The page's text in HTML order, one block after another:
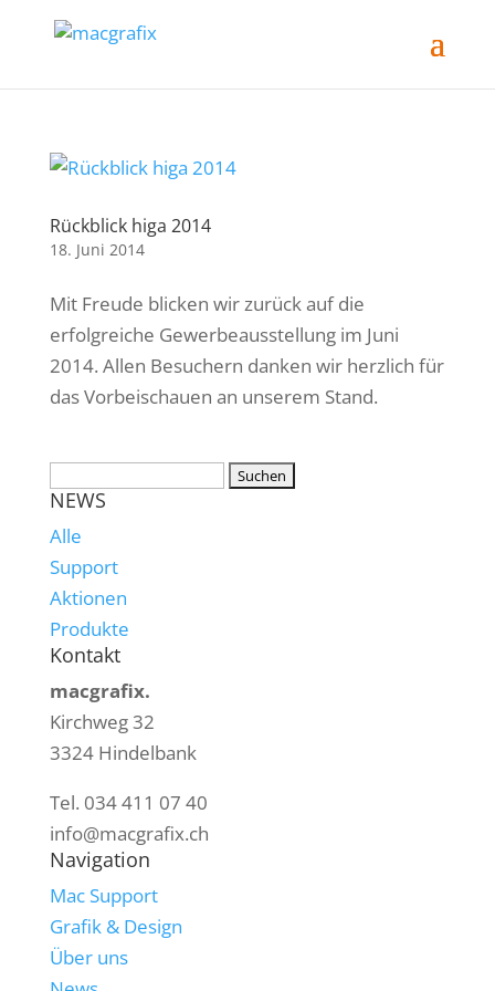
Rückblick higa 2014
18. Juni 2014
Mit Freude blicken wir zurück auf die
erfolgreiche Gewerbeausstellung im Juni
2014. Allen Besuchern danken wir herzlich für
das Vorbeischauen an unserem Stand.
NEWS
Alle
Support
Aktionen
Produkte
Kontakt
macgrafix.
Kirchweg 32
3324 Hindelbank
Tel. 034 411 07 40
info@macgrafix.ch
Navigation
Mac Support
Grafik & Design
Über uns